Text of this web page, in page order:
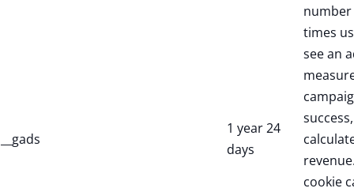
__gads
1 year 24
days
times
see an
cookie